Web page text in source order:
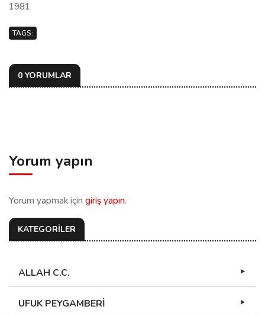
1981
TAGS:
0 YORUMLAR
Yorum yapın
Yorum yapmak için giriş yapın.
KATEGORİLER
ALLAH C.C.
UFUK PEYGAMBERİ